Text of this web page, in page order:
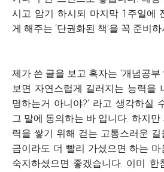
시고 암기 하시되 마지막 1주일에
게 해주는 ‘단권화된 책’을 꼭 준비
제가 쓴 글을 보고 혹자는 ‘개념공
보면 자연스럽게 길러지는 능력을
명하는거 아니야?’ 라고 생각하실
그 말에 동의하는 바 입니다. 하지만
력을 쌓기 위해 걷는 고통스러운
금이라도 더 빨리 가셨으면 하는
숙지하셨으면 좋겠습니다. 이미 한